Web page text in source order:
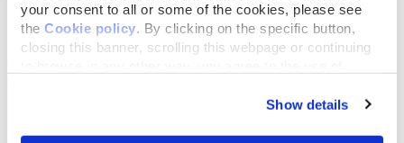
your consent to all or some of the cookies, please see
the Cookie policy . By clicking on the specific button,
closing this banner, scrolling this webpage or continuing
Show details
Lijst Kaart